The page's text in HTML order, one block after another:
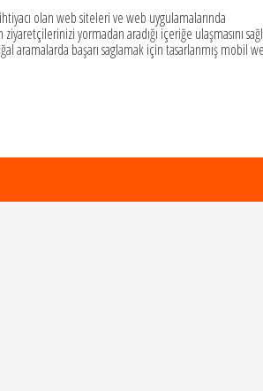
olan web siteleri ve web uygulamalarında
yormadan aradığı içeriğe ulaşmasını
aramalarda başarı saglamak için tasarlanmış mobil